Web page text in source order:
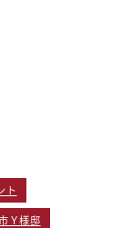
ト
Ｙ様邸